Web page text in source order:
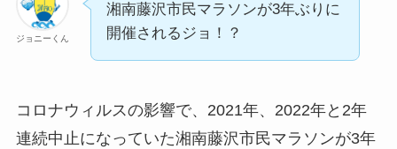
ジョニーくん
湘南藤沢市民マラソンが3年ぶりに
開催されるジョ！？
コロナウィルスの影響で、2021年、2022年と2年
連続中止になっていた湘南藤沢市民マラソンが3年